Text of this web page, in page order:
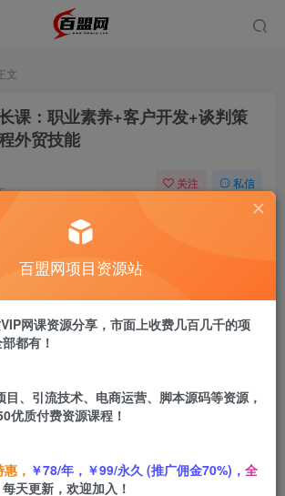
文
课：职业素养+客户开发+谈判策
外贸技能
关注 私信
盟币 9.9
立即购买
百盟网项目资源站
网课资源分享，市面上收费几百几千的项
都有！
目、引流技术、电商运营、脚本源码等资源，
优质付费资源课程！
， ￥78/年，￥99/永久 (推广佣金70%)， 全
每天更新，欢迎加入！